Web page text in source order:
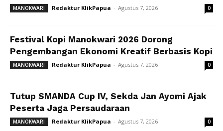
MANOKWARI Redaktur KlikPapua - Agustus 7, 2026 0
Festival Kopi Manokwari 2026 Dorong
Pengembangan Ekonomi Kreatif Berbasis Kopi
MANOKWARI Redaktur KlikPapua - Agustus 7, 2026 0
Tutup SMANDA Cup IV, Sekda Jan Ayomi Ajak
Peserta Jaga Persaudaraan
MANOKWARI Redaktur KlikPapua - Agustus 7, 2026 0